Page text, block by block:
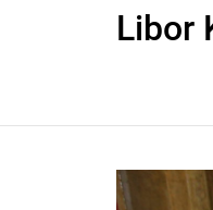
Libor